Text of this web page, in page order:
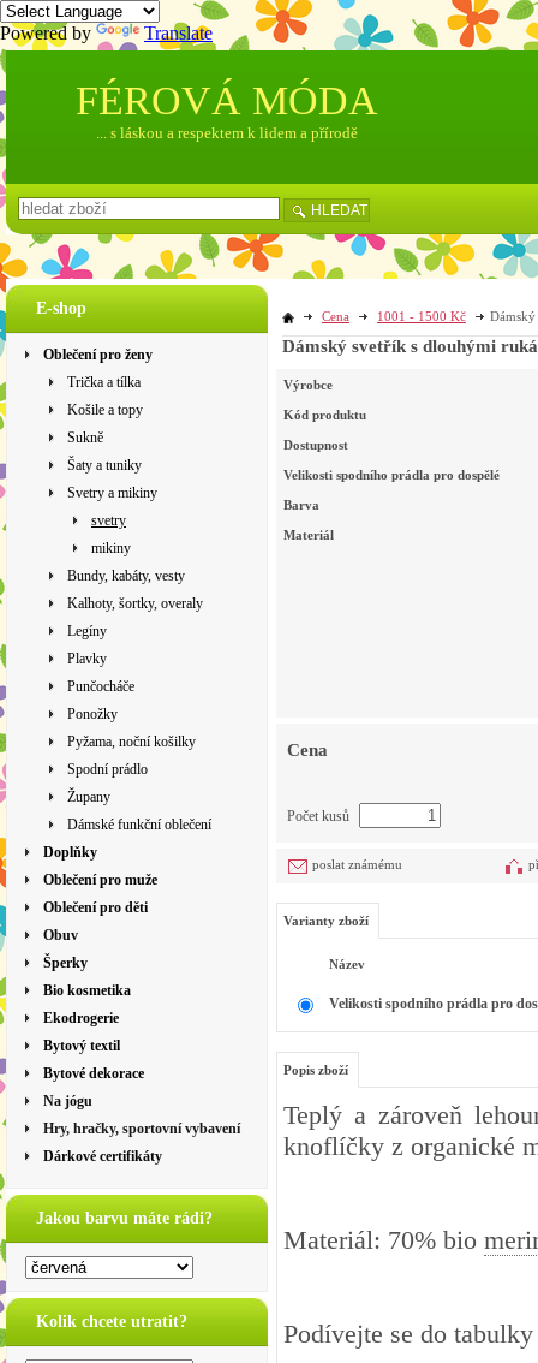
Powered by Translate
E-shop
Oblečení pro ženy
Trička a tílka
Košile a topy
Sukně
Šaty a tuniky
Svetry a mikiny
svetry
mikiny
Bundy, kabáty, vesty
Kalhoty, šortky, overaly
Legíny
Plavky
Punčocháče
Ponožky
Pyžama, noční košilky
Spodní prádlo
Župany
Dámské funkční oblečení
Doplňky
Oblečení pro muže
Oblečení pro děti
Obuv
Šperky
Bio kosmetika
Ekodrogerie
Bytový textil
Bytové dekorace
Na jógu
Hry, hračky, sportovní vybavení
Dárkové certifikáty
Jakou barvu máte rádi?
Kolik chcete utratit?
Cena 1001 - 1500 Kč
Dámský svetřík s dlouhými
Výrobce
Kód produktu
Dostupnost
Velikosti spodního prádla pro dospělé
Barva
Materiál
Cena
Počet kusů
poslat známému
Varianty zboží
Název
Velikosti spodního prádla pro
Popis zboží
Teplý a zároveň
knoflíčky z organické
Materiál: 70% bio
Podívejte se do
FÉROVÁ MÓDA
... s láskou a respektem k lidem a přírodě
HLEDAT